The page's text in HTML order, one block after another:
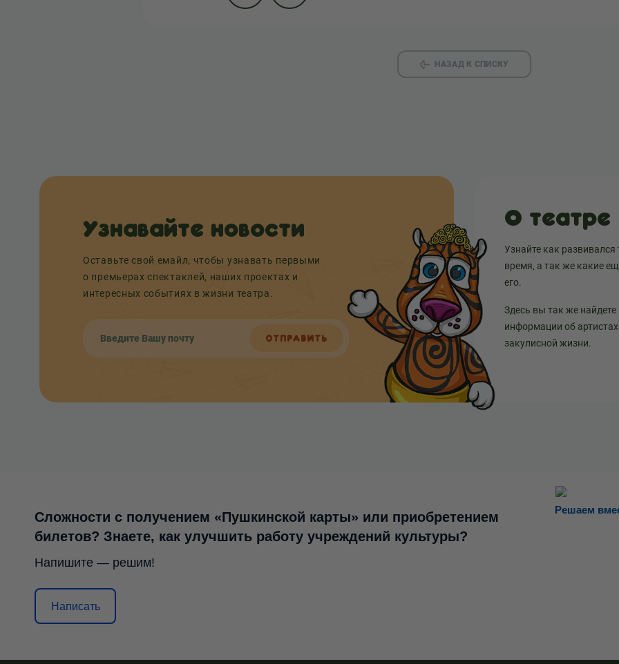
НАЗАД К СПИСКУ
Узнавайте новости
Оставьте свой емайл, чтобы узнавать первыми
о премьерах спектаклей, наших проектах и
интересных событиях в жизни театра.
ОТПРАВИТЬ
О театре
Узнайте как развивался
время, а так же какие
его.
Здесь вы так же найдете
информации об артистах
закулисной жизни.
Решаем
Сложности с получением «Пушкинской карты» или приобретением
билетов? Знаете, как улучшить работу учреждений культуры?
Напишите — решим!
Написать